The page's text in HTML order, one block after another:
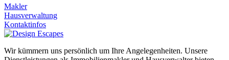
Makler
Hausverwaltung
Kontaktinfos
Wir kümmern uns persönlich um Ihre Angelegenheiten. Unsere